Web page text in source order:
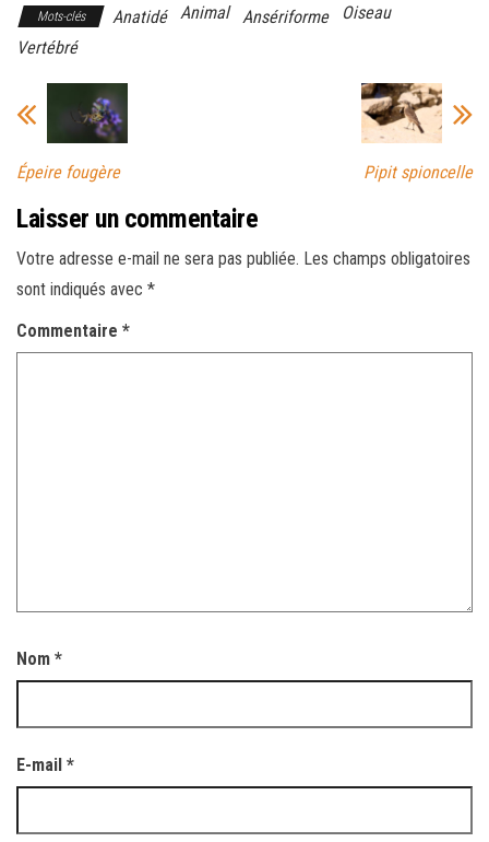
Mots-clés Anatidé Animal Ansériforme
Oiseau
Vertébré
Épeire fougère Pipit spioncelle
Laisser un commentaire
Votre adresse e-mail ne sera pas publiée. Les champs obligatoires
sont indiqués avec *
Commentaire *
Nom *
E-mail *